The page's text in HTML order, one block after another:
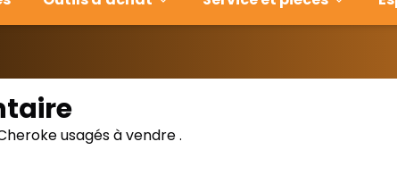
usagés à vendre .